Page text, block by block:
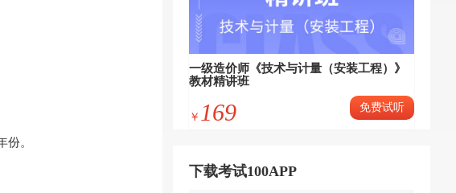
。
一级造价师《技术与计量（安装工程）》
教材精讲班
￥ 169 免费试听
下载考试100APP